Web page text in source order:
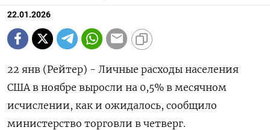
22.01.2026
22 янв (Рейтер) - Личные расходы населения
⁠США в ноябре выросли на 0,5% ⁠в месячном ​
исчислении, как ⁠и ожидалось, сообщило
министерство ⁠торговли в четверг.